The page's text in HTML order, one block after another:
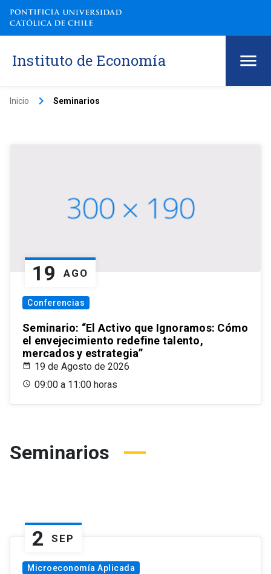
Instituto de Economía
Inicio keyboard_arrow_right Seminarios
19 AGO
Conferencias
Seminario: “El Activo que Ignoramos: Cómo
el envejecimiento redefine talento,
mercados y estrategia”
19 de Agosto de 2026
09:00 a 11:00 horas
Seminarios
2 SEP
Microeconomía Aplicada